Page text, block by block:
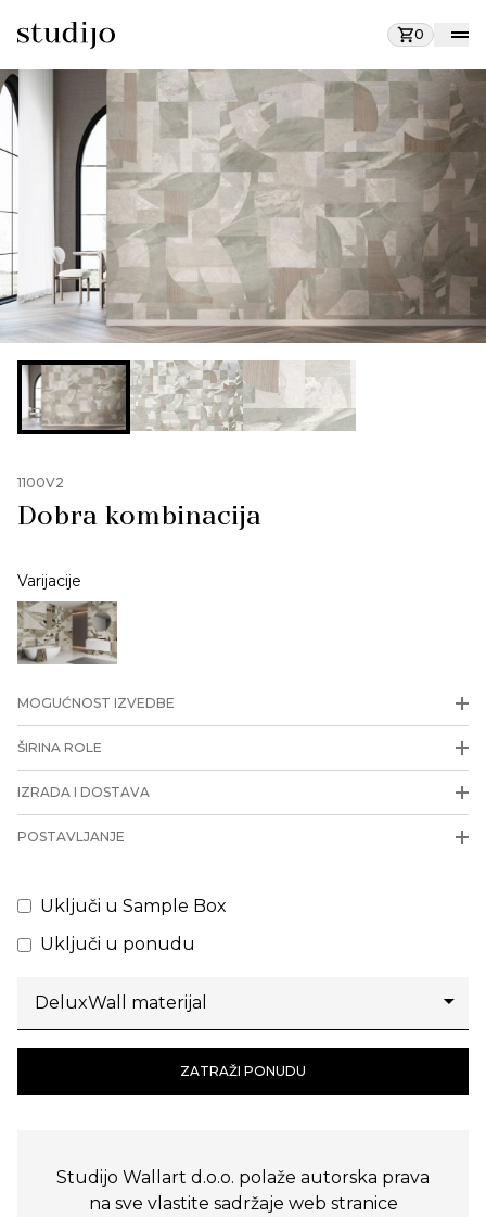
0
1100V2
Dobra kombinacija
Varijacije
MOGUĆNOST IZVEDBE
ŠIRINA ROLE
IZRADA I DOSTAVA
POSTAVLJANJE
Uključi u Sample Box
Uključi u ponudu
ZATRAŽI PONUDU
Studijo Wallart d.o.o. polaže autorska prava
na sve vlastite sadržaje web stranice